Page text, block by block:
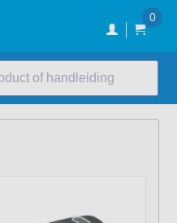
0
of handleiding